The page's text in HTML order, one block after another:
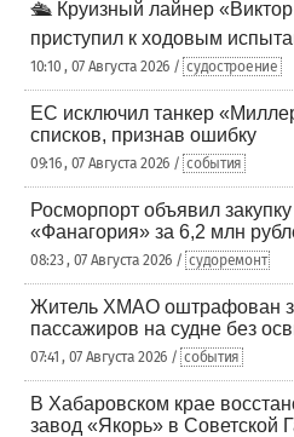
🛳️ Круизный лайнер
приступил к ходовым
10:10 , 07 Августа 2026 / судостроение
ЕС исключил танкер
списков, признав ошибку
09:16 , 07 Августа 2026 / события
Росморпорт объявил
«Фанагория» за 6,2 млн
08:23 , 07 Августа 2026 / судоремонт
Житель ХМАО оштрафован
пассажиров на судне без
07:41 , 07 Августа 2026 / события
В Хабаровском крае
завод «Якорь» в Советской